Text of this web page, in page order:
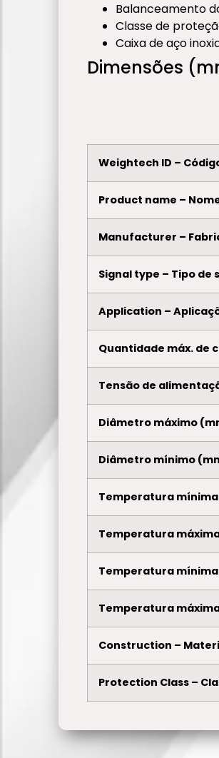
Balanceamento
Classe de
Caixa de aço
Dimensões
Weightech ID –
Product name –
Manufacturer –
Signal type – Tipo de
Application –
Quantidade máx. de
Tensão de
Diâmetro máximo
Diâmetro mínimo
Temperatura
Temperatura
Temperatura
Temperatura
Construction –
Protection Class –